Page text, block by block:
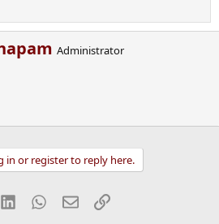
Administrator
in or register to reply here.
LinkedInWhatsApp
EmailLink